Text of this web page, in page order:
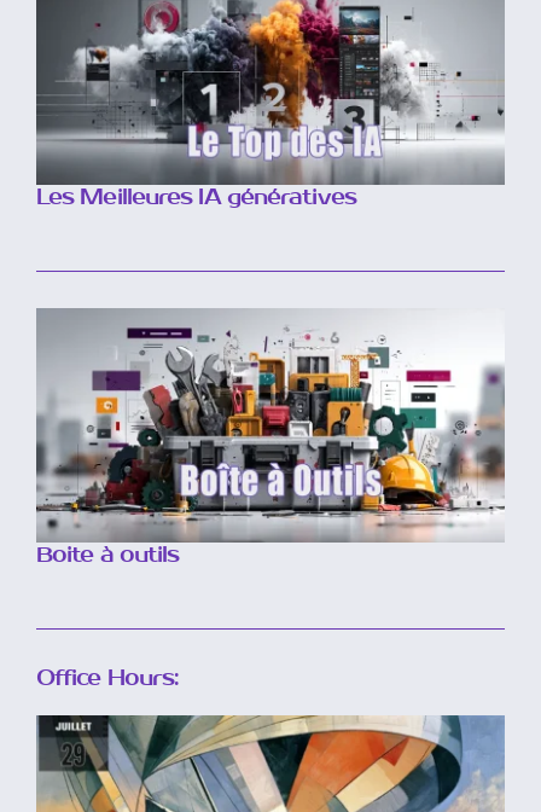
Les Meilleures IA génératives
Boite à outils
Office Hours: